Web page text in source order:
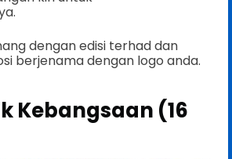
dengan edisi terhad dan
berjenama dengan logo anda.
Kebangsaan (16